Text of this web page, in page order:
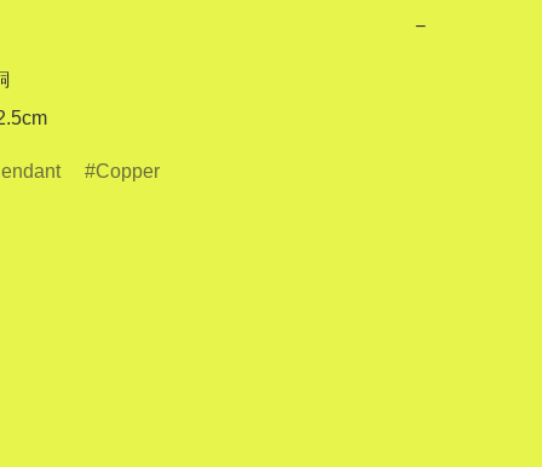
−
Copper